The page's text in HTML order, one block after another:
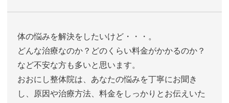
体の悩みを解決をしたいけど・・・。
どんな治療なのか？どのくらい料金がかかるのか？
など不安な方も多いと思います。
おおにし整体院は、あなたの悩みを丁寧にお聞き
し、原因や治療方法、料金をしっかりとお伝えいた